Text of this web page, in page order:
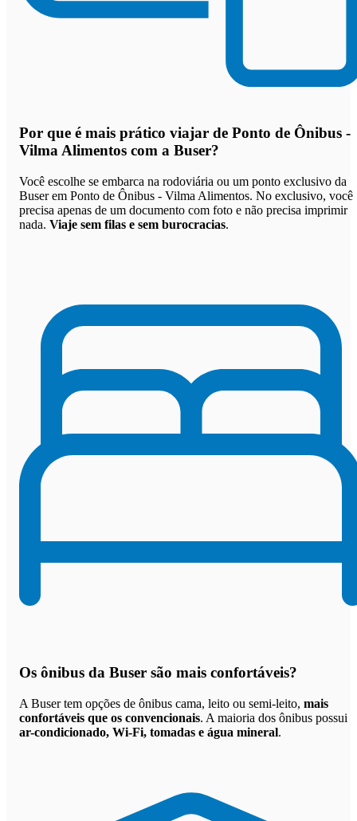
Por que é mais prático viajar de Ponto de Ônibus -
Vilma Alimentos com a Buser?
Você escolhe se embarca na rodoviária ou um ponto exclusivo da
Buser em Ponto de Ônibus - Vilma Alimentos. No exclusivo, você
precisa apenas de um documento com foto e não precisa imprimir
nada. Viaje sem filas e sem burocracias.
Os ônibus da Buser são mais confortáveis?
A Buser tem opções de ônibus cama, leito ou semi-leito, mais
confortáveis que os convencionais. A maioria dos ônibus possui
ar-condicionado, Wi-Fi, tomadas e água mineral.